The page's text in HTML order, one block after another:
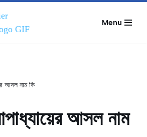
Menu
আসল নাম কি
আসল নাম